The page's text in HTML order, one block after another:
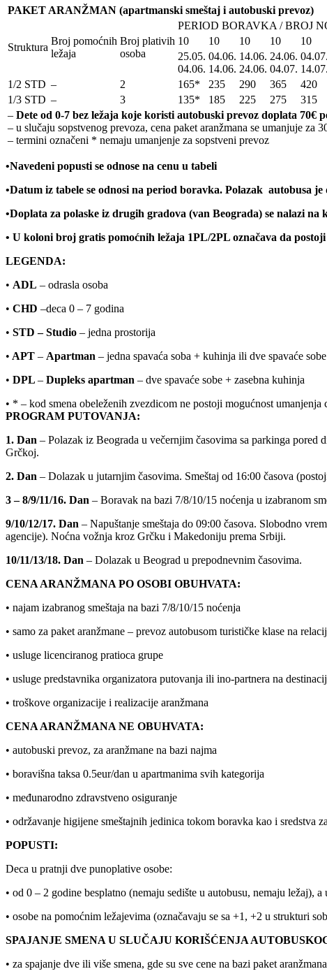
PAKET ARANŽMAN (apartmanski smeštaj i autobuski prevoz)
Struktura
Broj pomoćnih
ležaja
Broj plativih
osoba
PERIOD BORAVKA / BROJ
10
10 10 10 10
25.05.
04.06.
04.06.
14.06.
14.06.
24.06.
24.06.
04.07.
04.07.
14.07.
1/2 STD – 2 165* 235 290 365 420
1/3 STD – 3 135* 185 225 275 315
– Dete od 0-7 bez ležaja koje koristi autobuski prevoz doplata 70€
– u slučaju sopstvenog prevoza, cena paket aranžmana se umanjuje za
– termini označeni * nemaju umanjenje za sopstveni prevoz
•Navedeni popusti se odnose na cenu u tabeli
•Datum iz tabele se odnosi na period boravka. Polazak autobusa
•Doplata za polaske iz drugih gradova (van Beograda) se nalazi na
• U koloni broj gratis pomoćnih ležaja 1PL/2PL označava da
LEGENDA:
• ADL – odrasla osoba
• CHD –deca 0 – 7 godina
• STD – Studio – jedna prostorija
• APT – Apartman – jedna spavaća soba + kuhinja ili dve spavaće
• DPL – Dupleks apartman – dve spavaće sobe + zasebna kuhinja
• * – kod smena obeleženih zvezdicom ne postoji mogućnost umanjenja
PROGRAM PUTOVANJA:
1. Dan – Polazak iz Beograda u večernjim časovima sa parkinga
Grčkoj.
2. Dan – Dolazak u jutarnjim časovima. Smeštaj od 16:00 časova
3 – 8/9/11/16. Dan – Boravak na bazi 7/8/10/15 noćenja u izabranom
9/10/12/17. Dan – Napuštanje smeštaja do 09:00 časova. Slobodno
agencije). Noćna vožnja kroz Grčku i Makedoniju prema Srbiji.
10/11/13/18. Dan – Dolazak u Beograd u prepodnevnim časovima.
CENA ARANŽMANA PO OSOBI OBUHVATA:
• najam izabranog smeštaja na bazi 7/8/10/15 noćenja
• samo za paket aranžmane – prevoz autobusom turističke klase na
• usluge licenciranog pratioca grupe
• usluge predstavnika organizatora putovanja ili ino-partnera na
• troškove organizacije i realizacije aranžmana
CENA ARANŽMANA NE OBUHVATA:
• autobuski prevoz, za aranžmane na bazi najma
• boravišna taksa 0.5eur/dan u apartmanima svih kategorija
• međunarodno zdravstveno osiguranje
• održavanje higijene smeštajnih jedinica tokom boravka kao i sredstva
POPUSTI:
Deca u pratnji dve punoplative osobe:
• od 0 – 2 godine besplatno (nemaju sedište u autobusu, nemaju ležaj),
• osobe na pomoćnim ležajevima (označavaju se sa +1, +2 u strukturi
SPAJANJE SMENA U SLUČAJU KORIŠĆENJA
• za spajanje dve ili više smena, gde su sve cene na bazi paket